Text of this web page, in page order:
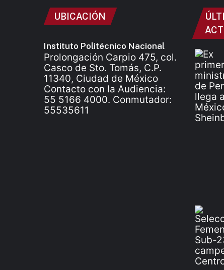
UBICACIÓN
Instituto Politécnico Nacional
Prolongación Carpio 475, col.
Casco de Sto. Tomás, C.P.
11340, Ciudad de México
Contacto con la Audiencia:
55 5166 4000. Conmutador:
55535611